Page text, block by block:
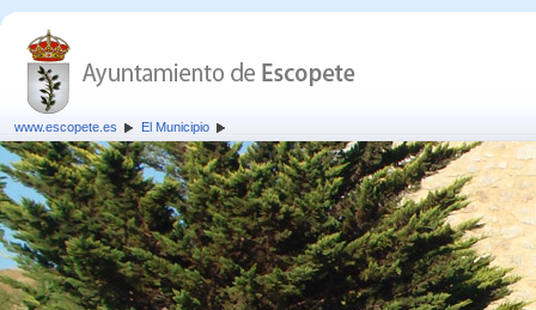
www.escopete.es El Municipio